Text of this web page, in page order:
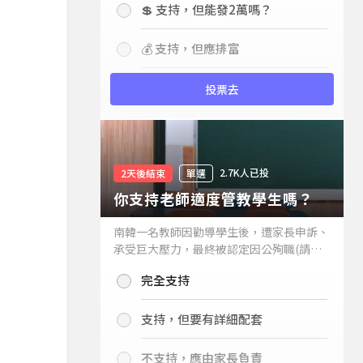
💲 支持，但能發2萬嗎？
💰 支持，但應排富
投票去
2天後結束 單選 2.7K人已投
你支持老師適度管教學生嗎？
南韓一名教師因勸導學生後，遭家長申訴、
承受巨大壓力，最終被認定因公殉職(請見
你支持老師適度管教學生嗎？
完全支持
支持，但要有詳細配套
不支持，應由家長負責